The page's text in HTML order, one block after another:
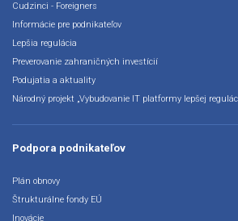
Cudzinci - Foreigners
Informácie pre podnikateľov
Lepšia regulácia
Preverovanie zahraničných investícií
Podujatia a aktuality
Národný projekt „Vybudovanie IT platformy lepšej
Podpora podnikateľov
Plán obnovy
Štrukturálne fondy EÚ
Inovácie